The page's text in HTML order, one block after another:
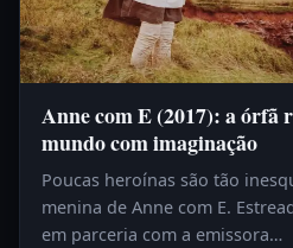
Anne com E (2017): a órfã
mundo com imaginação
Poucas heroínas são tão
menina de Anne com E.
em parceria com a emissora…